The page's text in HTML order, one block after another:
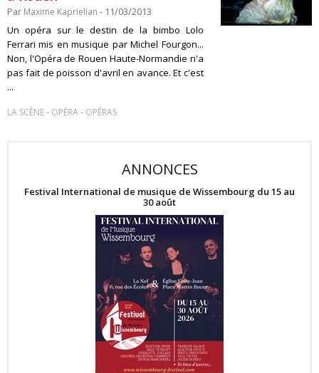
Par Maxime Kaprielian - 11/03/2013
Un opéra sur le destin de la bimbo Lolo
Ferrari mis en musique par Michel Fourgon...
Non, l'Opéra de Rouen Haute-Normandie n'a
pas fait de poisson d'avril en avance. Et c'est
...
LA SCÈNE- OPÉRA- OPÉRAS
ANNONCES
Festival International de musique de Wissembourg du 15 au
30 août